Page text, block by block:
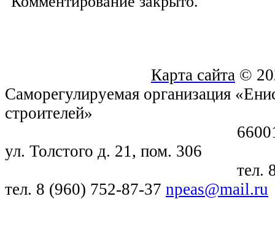
Карта сайта ©
Саморегулируемая организация
строителей»
660018, г.
ул. Толстого д. 21, пом. 306
тел. 8 (391)
тел. 8 (960) 752-87-37 npeas@mail.ru